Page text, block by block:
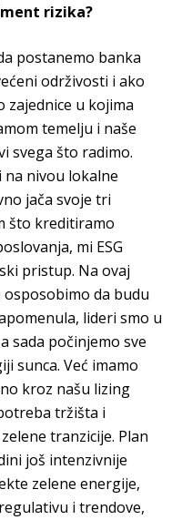
rizika?
postanemo banka
održivosti i ako
zajednice u kojima
temelju i naše
svega što radimo.
na nivou lokalne
jača svoje tri
što kreditiramo
mi ESG
pristup. Na ovaj
da budu
lideri smo u
sada počinjemo sve
sunca. Već imamo
kroz našu lizing
tržišta i
tranzicije. Plan
još intenzivnije
zelene energije,
i trendove,